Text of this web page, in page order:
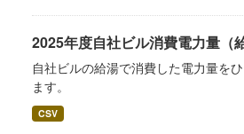
2025年度自社ビル消費電力量（
自社ビルの給湯で消費した電力量を
ます。
CSV